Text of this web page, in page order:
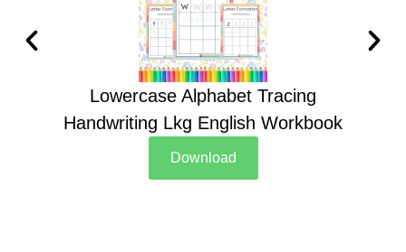
Lowercase Alphabet Tracing
Handwriting Lkg English Workbook
Download